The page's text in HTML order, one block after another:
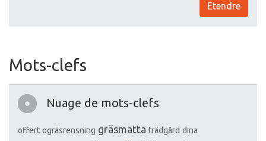
Etendre
Mots-clefs
Nuage de mots-clefs
offert ogräsrensning gräsmatta trädgård dina